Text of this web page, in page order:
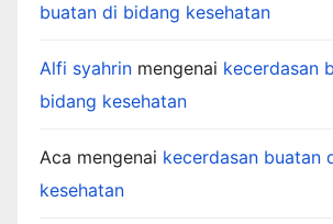
buatan di bidang kesehatan
Alfi syahrin mengenai kecerdasan
bidang kesehatan
Aca mengenai kecerdasan buatan
kesehatan